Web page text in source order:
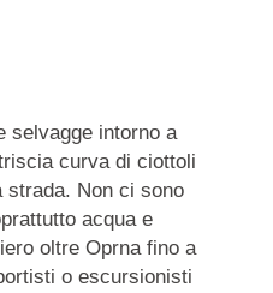
selvagge intorno a
curva di ciottoli
strada. Non ci sono
acqua e
oltre Oprna fino a
o escursionisti